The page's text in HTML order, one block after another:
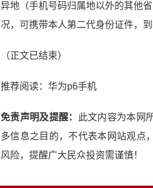
异地（手机号码归属地以外的其他
况，可携带本人第二代身份证件，
（正文已结束）
推荐阅读： 华为p6手机
免责声明及提醒：
此文内容为本网
多信息之目的，不代表本网站观点
风险，提醒广大民众投资需谨慎！